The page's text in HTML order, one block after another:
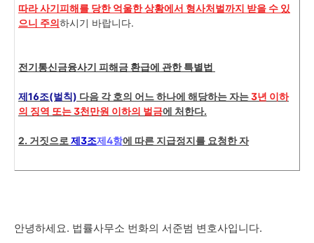
따라 사기피해를 당한 억울한 상황에서 형사처벌까지 받을 수 있
으니 주의하시기 바랍니다.
전기통신금융사기 피해금 환급에 관한 특별법
제16조(벌칙) 다음 각 호의 어느 하나에 해당하는 자는3년 이하
의 징역 또는 3천만원 이하의 벌금에 처한다.
2. 거짓으로 제3조제4항에 따른 지급정지를 요청한 자
안녕하세요. 법률사무소 번화의 서준범 변호사입니다.